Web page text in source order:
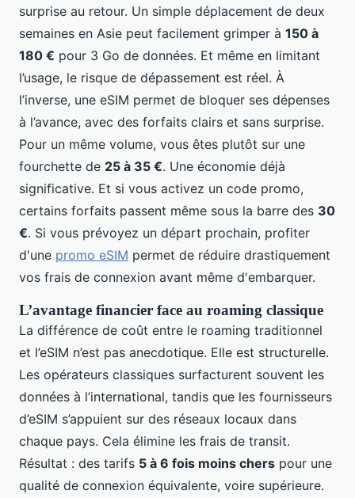
surprise au retour. Un simple déplacement de deux
semaines en Asie peut facilement grimper à 150 à
180 € pour 3 Go de données. Et même en limitant
l’usage, le risque de dépassement est réel. À
l’inverse, une eSIM permet de bloquer ses dépenses
à l’avance, avec des forfaits clairs et sans surprise.
Pour un même volume, vous êtes plutôt sur une
fourchette de 25 à 35 €. Une économie déjà
significative. Et si vous activez un code promo,
certains forfaits passent même sous la barre des 30
€. Si vous prévoyez un départ prochain, profiter
d'une promo eSIM permet de réduire drastiquement
vos frais de connexion avant même d'embarquer.
L’avantage financier face au roaming classique
La différence de coût entre le roaming traditionnel
et l’eSIM n’est pas anecdotique. Elle est structurelle.
Les opérateurs classiques surfacturent souvent les
données à l’international, tandis que les fournisseurs
d’eSIM s’appuient sur des réseaux locaux dans
chaque pays. Cela élimine les frais de transit.
Résultat : des tarifs 5 à 6 fois moins chers pour une
qualité de connexion équivalente, voire supérieure.